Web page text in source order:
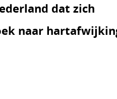
dat zich
naar